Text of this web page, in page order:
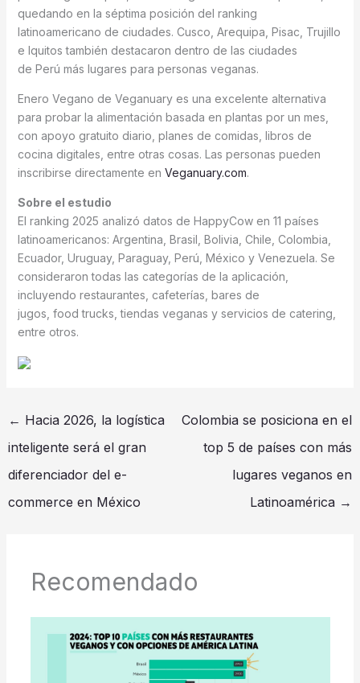
quedando en la séptima posición del ranking
latinoamericano de ciudades. Cusco, Arequipa, Pisac, Trujillo
e Iquitos también destacaron dentro de las ciudades
de Perú más lugares para personas veganas.
Enero Vegano de Veganuary es una excelente alternativa
para probar la alimentación basada en plantas por un mes,
con apoyo gratuito diario, planes de comidas, libros de
cocina digitales, entre otras cosas. Las personas pueden
inscribirse directamente en Veganuary.com.
Sobre el estudio
El ranking 2025 analizó datos de HappyCow en 11 países
latinoamericanos: Argentina, Brasil, Bolivia, Chile, Colombia,
Ecuador, Uruguay, Paraguay, Perú, México y Venezuela. Se
consideraron todas las categorías de la aplicación,
incluyendo restaurantes, cafeterías, bares de
jugos, food trucks, tiendas veganas y servicios de catering,
entre otros.
← Hacia 2026, la logística
inteligente será el gran
diferenciador del e-
commerce en México
Colombia se posiciona en el
top 5 de países con más
lugares veganos en
Latinoamérica →
Recomendado